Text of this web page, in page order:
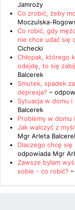
Jamroży
Co zrobić, żeby
Moczulska-
Co robić, gdy
nie chce udać się
Cichecki
Chłopak, którego
odejdę, to się
Balcerek
Smutek, spadek
depresja? –
Sytuacja w domu
Balcerek
Problemy w domu
Jak walczyć z
Mgr Arleta
Dlaczego chcę
odpowiada Mgr
Zawsze byłam
sobie - co robić?